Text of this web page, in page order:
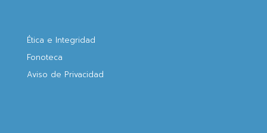
Ética e Integridad
Fonoteca
Aviso de Privacidad